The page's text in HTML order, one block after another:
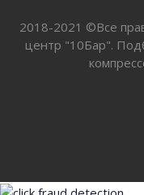
2018-2021 ©Все
центр "10Бар".